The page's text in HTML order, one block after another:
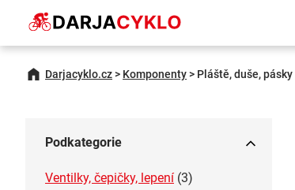
Darjacyklo.cz> Komponenty> Pláště, duše, pásky
Podkategorie
Ventilky, čepičky, lepení (3)